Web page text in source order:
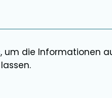
, um die Informationen